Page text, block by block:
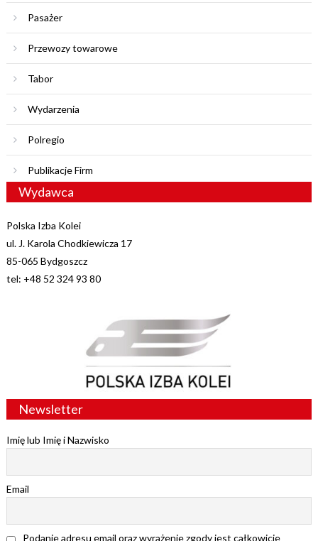
Pasażer
Przewozy towarowe
Tabor
Wydarzenia
Polregio
Publikacje Firm
Wydawca
Polska Izba Kolei
ul. J. Karola Chodkiewicza 17
85-065 Bydgoszcz
tel: +48 52 324 93 80
Newsletter
Imię lub Imię i Nazwisko
Email
Podanie adresu email oraz wyrażenie zgody jest całkowicie